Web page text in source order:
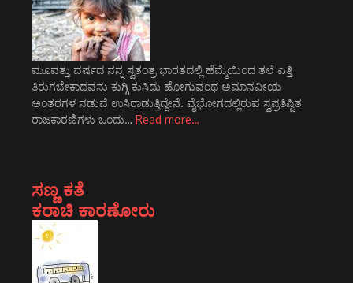
ಮೂವತ್ತು ವರ್ಷದ ನನ್ನ ಸ್ವತಂತ್ರ ಭಾರತದಲ್ಲಿ ಹೆಮ್ಮೆಯಿಂದ ತಲೆ ಎತ್ತಿ
ತಿರುಗಬೇಕಾದವನು ಕುಗ್ಗಿ ಕುಸಿದು ಹೋಗುವಂಥ ಅಮಾನವೀಯ
ಅಂತರಗಳ ನಡುವೆ ಉಸಿರಾಡುತ್ತಿದ್ದೇನೆ. ವೈಭೋಗದಲ್ಲಿರುವ ಸ್ವಪ್ರತಿಷ್ಟಿತ
ರಾಜಕಾರಣಿಗಳು ಒಂದು… Read more…
ಸಣ್ಣ ಕತೆ
ಕರಾಚಿ ಕಾರಣೋರು